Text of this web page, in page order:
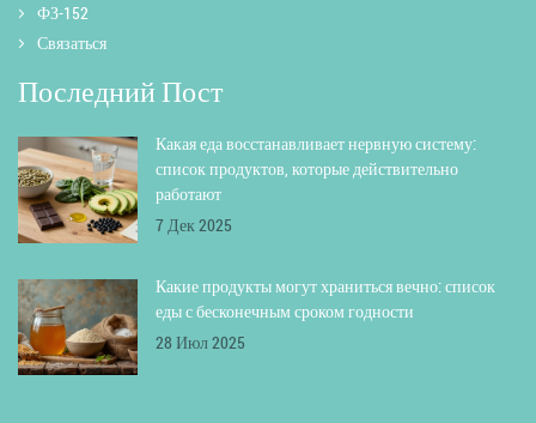
ФЗ-152
Связаться
Последний Пост
Какая еда восстанавливает нервную систему:
список продуктов, которые действительно
работают
7 Дек 2025
Какие продукты могут храниться вечно: список
еды с бесконечным сроком годности
28 Июл 2025